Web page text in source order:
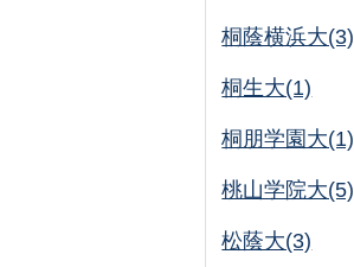
桐蔭横浜大(3)
桐生大(1)
桐朋学園大(1)
桃山学院大(5)
松蔭大(3)